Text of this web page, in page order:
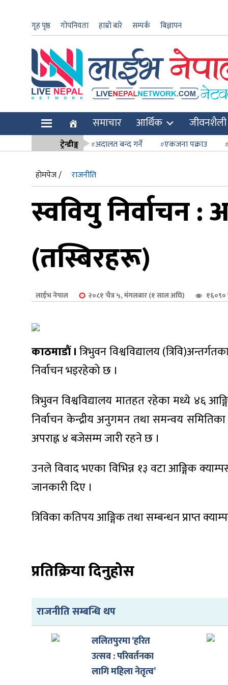
गृह पृष्ठ गोपनियता हाम्रो बारे सम्पर्क बिज्ञापन
समाचार आर्थिक जीवनशैली
ट्रेन्डीङ्ग अदालत बन्द गर्ने एकजना पक्राउ
होमपेज /
राजनीति
स्ववियु निर्वाचन
(तस्बिरहरू)
लाईभ नेपाल २०८१ चैत्र ५, मंगलबार (१ साल अघि)
काठमाडौं ।त्रिभुवन विश्वविद्यालय
निर्वाचन भइरहेको छ ।
त्रिभुवन विश्वविद्यालय मातहत रहेका मध्ये ४६
निर्वाचन केन्द्रीय अनुगमन तथा समन्वय
अपराह्न ४ बजेसम्म जारी रहने छ ।
उनले विवाद भएका विभिन्न १३ वटा आङ्गिक
जानकारी दिए ।
त्रिविका कतिपय आङ्गिक तथा सम्बन्धन प्राप्त
प्रतिक्रिया दिनुहोस
राजनीति सम्बन्धि थप
ललितपुरमा ‘हरित
उत्सव : परिवर्तनका
लागि महिला नेतृत्व’